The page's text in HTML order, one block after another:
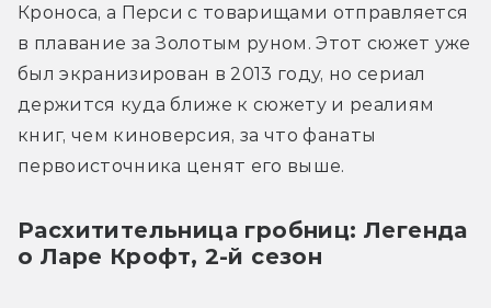
Кроноса, а Перси с товарищами отправляется
в плавание за Золотым руном. Этот сюжет уже
был экранизирован в 2013 году, но сериал
держится куда ближе к сюжету и реалиям
книг, чем киноверсия, за что фанаты
первоисточника ценят его выше.
Расхитительница гробниц: Легенда
о Ларе Крофт, 2-й сезон